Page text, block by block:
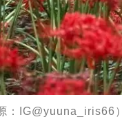
：IG@yuuna_iris66）